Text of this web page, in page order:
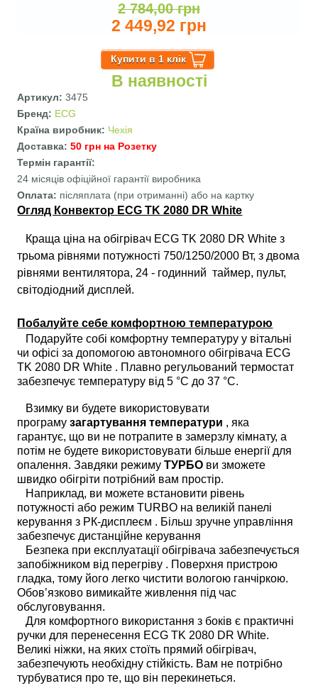
2 784,00 грн
2 449,92 грн
В наявності
Артикул:3475
Бренд: ECG
Країна виробник: Чехія
Доставка:50 грн на Розетку
Термін гарантії:
24 місяців офіційної гарантії виробника
Оплата: післяплата (при отриманні) або на картку
Огляд Конвектор ECG TK 2080 DR White
Краща ціна на обігрівач ECG TK 2080 DR White з
трьома рівнями потужності 750/1250/2000 Вт, з двома
рівнями вентилятора, 24 - годинний таймер, пульт,
світодіодний дисплей.
Побалуйте себе комфортною температурою
Подаруйте собі комфортну температуру у вітальні
чи офісі за допомогою автономного обігрівача ECG
TK 2080 DR White . Плавно регульований термостат
забезпечує температуру від 5 °C до 37 °C.
Взимку ви будете використовувати
програмузагартування температури , яка
гарантує, що ви не потрапите в замерзлу кімнату, а
потім не будете використовувати більше енергії для
опалення. Завдяки режимуТУРБО ви зможете
швидко обігріти потрібний вам простір.
Наприклад, ви можете встановити рівень
потужності або режим TURBO на великій панелі
керування з РК-дисплеєм . Більш зручне управління
забезпечує дистанційне керування
Безпека при експлуатації обігрівача забезпечується
запобіжником від перегріву . Поверхня пристрою
гладка, тому його легко чистити вологою ганчіркою.
Обов’язково вимикайте живлення під час
обслуговування.
Для комфортного використання з боків є практичні
ручки для перенесення ECG TK 2080 DR White.
Великі ніжки, на яких стоїть прямий обігрівач,
забезпечують необхідну стійкість. Вам не потрібно
турбуватися про те, що він перекинеться.